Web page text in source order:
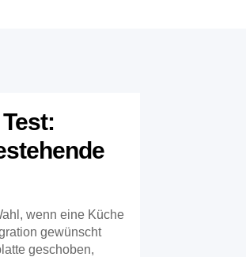
wenn eine Küche
gewünscht
geschoben,